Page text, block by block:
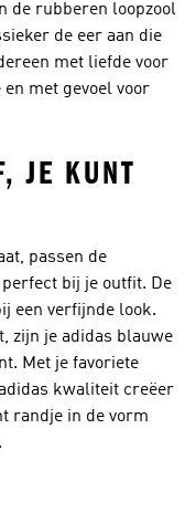
de rubberen loopzool
de eer aan die
met liefde voor
met gevoel voor
JE KUNT
passen de
bij je outfit. De
een verfijnde look.
zijn je adidas blauwe
Met je favoriete
kwaliteit creëer
randje in de vorm